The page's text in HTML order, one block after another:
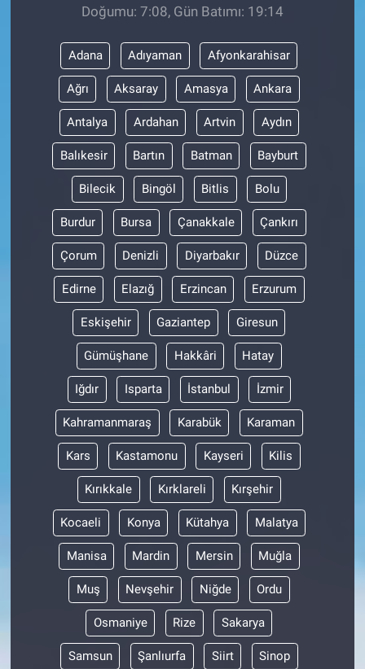
Doğumu: 7:08, Gün Batımı: 19:14
Adana Adıyaman Afyonkarahisar
Ağrı Aksaray Amasya Ankara
Antalya Ardahan Artvin Aydın
Balıkesir Bartın Batman Bayburt
Bilecik Bingöl Bitlis Bolu
Burdur Bursa Çanakkale Çankırı
Çorum Denizli Diyarbakır Düzce
Edirne Elazığ Erzincan Erzurum
Eskişehir Gaziantep Giresun
Gümüşhane Hakkâri Hatay
Iğdır Isparta İstanbul İzmir
Kahramanmaraş Karabük Karaman
Kars Kastamonu Kayseri Kilis
Kırıkkale Kırklareli Kırşehir
Kocaeli Konya Kütahya Malatya
Manisa Mardin Mersin Muğla
Muş Nevşehir Niğde Ordu
Osmaniye Rize Sakarya
Samsun Şanlıurfa Siirt Sinop